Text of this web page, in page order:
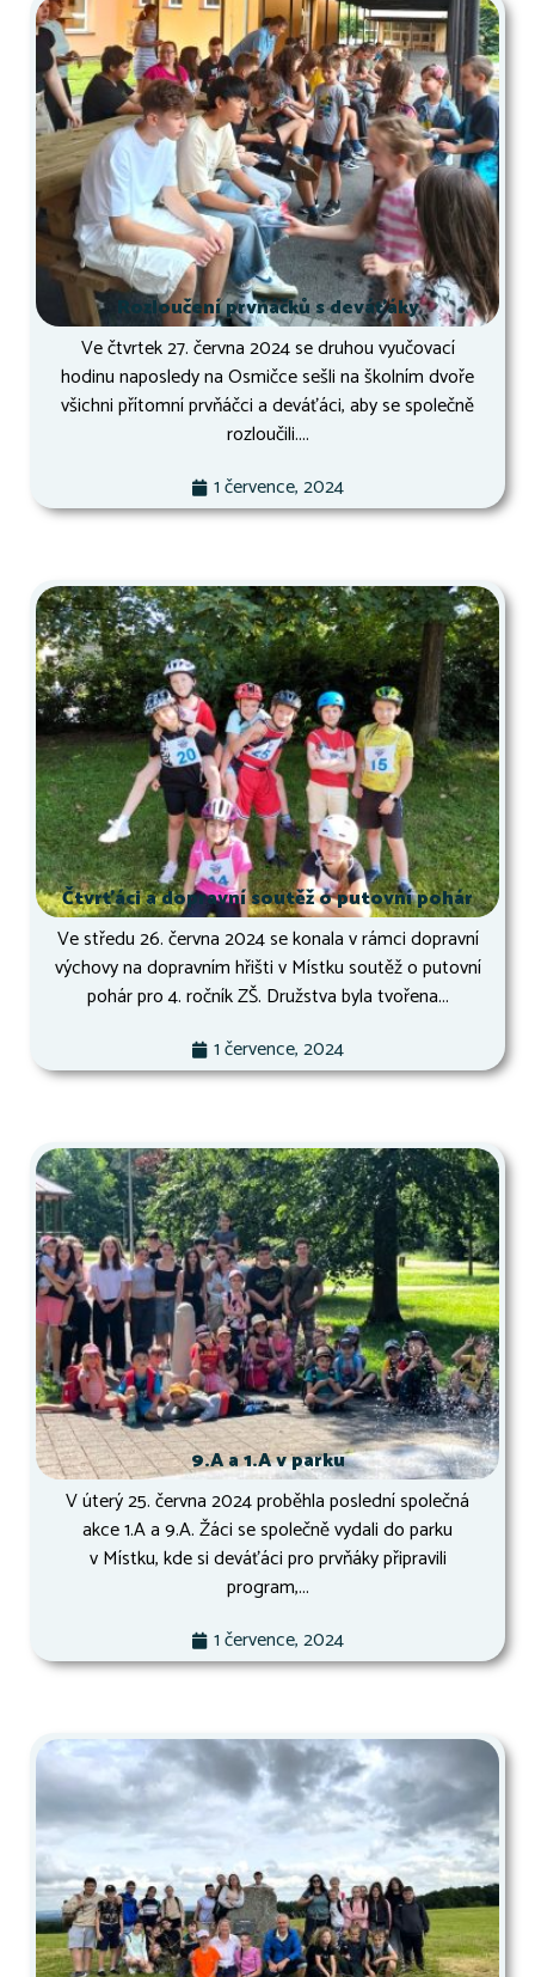
Rozloučení prvňáčků s deváťáky
Ve čtvrtek 27. června 2024 se druhou vyučovací
hodinu naposledy na Osmičce sešli na školním dvoře
všichni přítomní prvňáčci a deváťáci, aby se společně
rozloučili....
1 července, 2024
Čtvrťáci a dopravní soutěž o putovní pohár
Ve středu 26. června 2024 se konala v rámci dopravní
výchovy na dopravním hřišti v Místku soutěž o putovní
pohár pro 4. ročník ZŠ. Družstva byla tvořena...
1 července, 2024
9.A a 1.A v parku
V úterý 25. června 2024 proběhla poslední společná
akce 1.A a 9.A. Žáci se společně vydali do parku
v Místku, kde si deváťáci pro prvňáky připravili
program,...
1 července, 2024